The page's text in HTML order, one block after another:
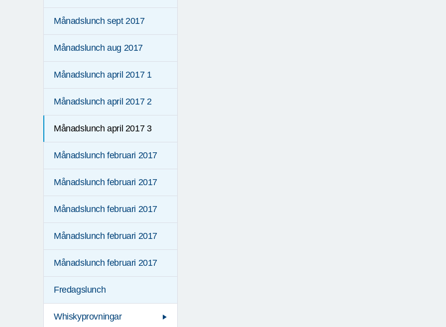
Månadslunch sept 2017
Månadslunch aug 2017
Månadslunch april 2017 1
Månadslunch april 2017 2
Månadslunch april 2017 3
Månadslunch februari 2017
Månadslunch februari 2017
Månadslunch februari 2017
Månadslunch februari 2017
Månadslunch februari 2017
Fredagslunch
Whiskyprovningar